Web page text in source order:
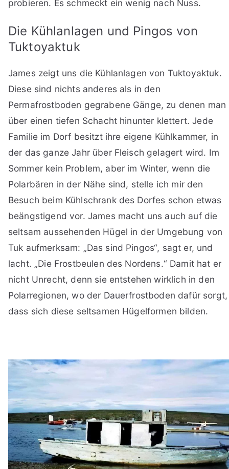
probieren. Es schmeckt ein wenig nach Nuss.
Die Kühlanlagen und Pingos von
Tuktoyaktuk
James zeigt uns die Kühlanlagen von Tuktoyaktuk.
Diese sind nichts anderes als in den
Permafrostboden gegrabene Gänge, zu denen man
über einen tiefen Schacht hinunter klettert. Jede
Familie im Dorf besitzt ihre eigene Kühlkammer, in
der das ganze Jahr über Fleisch gelagert wird. Im
Sommer kein Problem, aber im Winter, wenn die
Polarbären in der Nähe sind, stelle ich mir den
Besuch beim Kühlschrank des Dorfes schon etwas
beängstigend vor. James macht uns auch auf die
seltsam aussehenden Hügel in der Umgebung von
Tuk aufmerksam: „Das sind Pingos“, sagt er, und
lacht. „Die Frostbeulen des Nordens.“ Damit hat er
nicht Unrecht, denn sie entstehen wirklich in den
Polarregionen, wo der Dauerfrostboden dafür sorgt,
dass sich diese seltsamen Hügelformen bilden.